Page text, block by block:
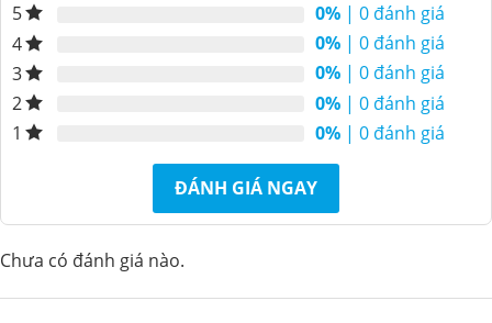
7.500.000 ₫ 9.240.000₫
New
5 0% | 0 đánh giá
4
0% | 0 đánh giá
3
0% | 0 đánh giá
2
0% | 0 đánh giá
1
0% | 0 đánh giá
ĐÁNH GIÁ NGAY
Chưa có đánh giá nào.